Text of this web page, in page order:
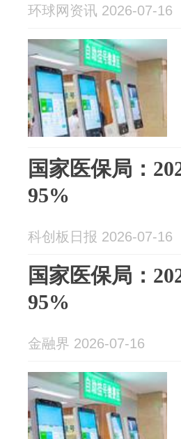
环球网资讯 2026-07-16
国家医保局：
95%
科创板日报 2026-07-16
国家医保局：
95%
金融界 2026-07-16